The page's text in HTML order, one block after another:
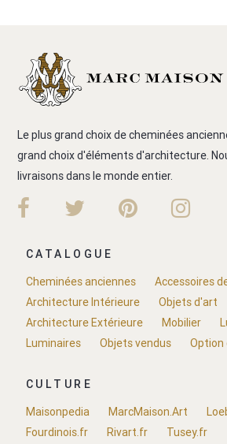
Le plus grand choix de cheminées
grand choix d'éléments d'architecture.
livraisons dans le monde entier.
CATALOGUE
Cheminées anciennes
Accessoires
Architecture Intérieure
Objets d'art
Architecture Extérieure
Mobilier
Luminaires
Objets vendus Option
CULTURE
Maisonpedia
MarcMaison.Art
Fourdinois.fr
Rivart.fr
Tusey.fr